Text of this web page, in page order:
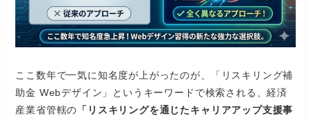
ここ数年で一気に知名度が上がったのが、「リスキリング補
助金 Webデザイン」というキーワードで検索される、経済
産業省管轄の 「リスキリングを通じたキャリアアップ支援事